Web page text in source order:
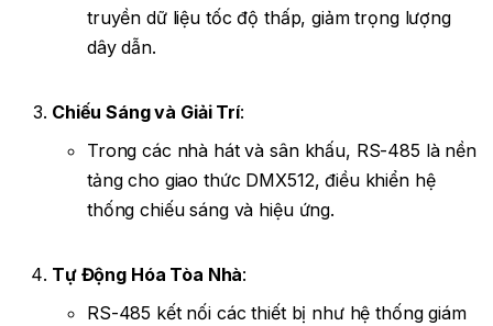
truyền dữ liệu tốc độ thấp, giảm trọng lượng
dây dẫn.
Chiếu Sáng và Giải Trí:
Trong các nhà hát và sân khấu, RS-485 là nền
tảng cho giao thức DMX512, điều khiển hệ
thống chiếu sáng và hiệu ứng.
Tự Động Hóa Tòa Nhà:
RS-485 kết nối các thiết bị như hệ thống giám